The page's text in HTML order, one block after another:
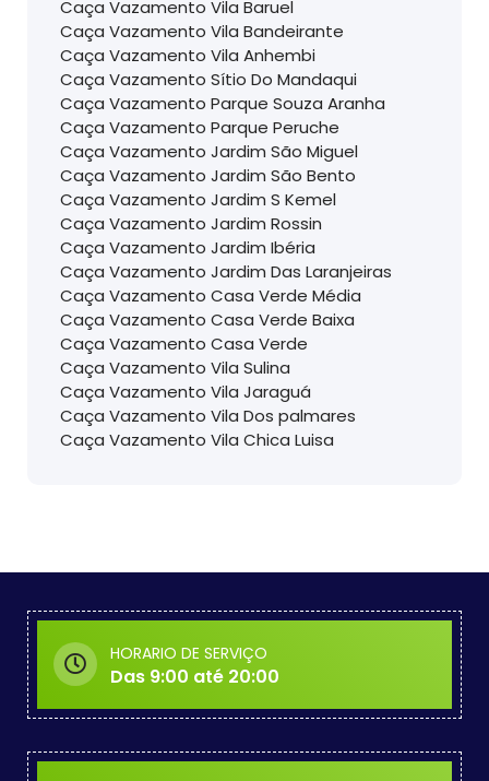
Caça Vazamento Vila Baruel
Caça Vazamento Vila Bandeirante
Caça Vazamento Vila Anhembi
Caça Vazamento Sítio Do Mandaqui
Caça Vazamento Parque Souza Aranha
Caça Vazamento Parque Peruche
Caça Vazamento Jardim São Miguel
Caça Vazamento Jardim São Bento
Caça Vazamento Jardim S Kemel
Caça Vazamento Jardim Rossin
Caça Vazamento Jardim Ibéria
Caça Vazamento Jardim Das Laranjeiras
Caça Vazamento Casa Verde Média
Caça Vazamento Casa Verde Baixa
Caça Vazamento Casa Verde
Caça Vazamento Vila Sulina
Caça Vazamento Vila Jaraguá
Caça Vazamento Vila Dos palmares
Caça Vazamento Vila Chica Luisa
HORARIO DE SERVIÇO
Das 9:00 até 20:00